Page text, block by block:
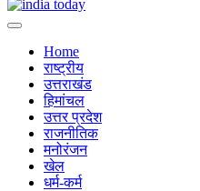
Home
राष्ट्रीय
उत्तराखंड
हिमांचल
उत्तर प्रदेश
राजनीतिक
मनोरंजन
खेल
धर्म-कर्म